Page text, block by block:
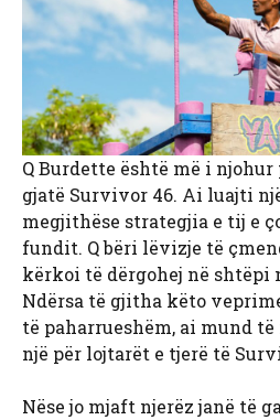
Q Burdette është më i
gjatë Survivor 46. Ai luajti
megjithëse strategjia e tij e
fundit. Q bëri lëvizje të
kërkoi të dërgohej në shtëpi
Ndërsa të gjitha këto
të paharrueshëm, ai mund
një për lojtarët e tjerë të
Nëse jo mjaft njerëz janë të